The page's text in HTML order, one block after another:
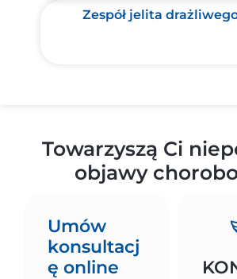
Zespół jelita
Towarzyszą Ci
objawy
Umów
konsultacj
ę online